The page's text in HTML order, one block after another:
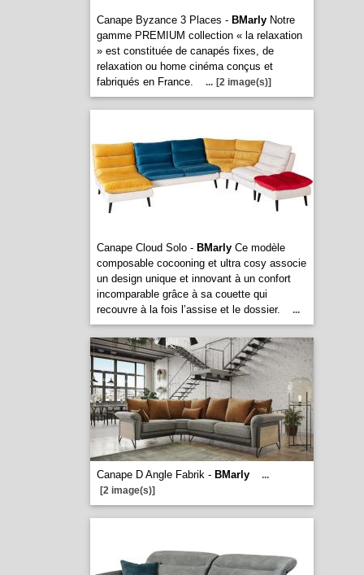
Canape Byzance 3 Places - BMarlyNotre
gamme PREMIUM collection « la relaxation
» est constituée de canapés fixes, de
relaxation ou home cinéma conçus et
fabriqués en France.
... [2 image(s)]
Canape Cloud Solo - BMarlyCe modèle
composable cocooning et ultra cosy associe
un design unique et innovant à un confort
incomparable grâce à sa couette qui
recouvre à la fois l’assise et le dossier.
...
Canape D Angle Fabrik - BMarly
...
[2 image(s)]